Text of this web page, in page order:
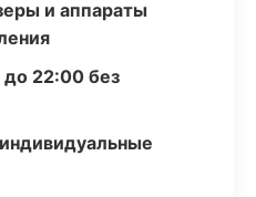
и аппараты
22:00 без